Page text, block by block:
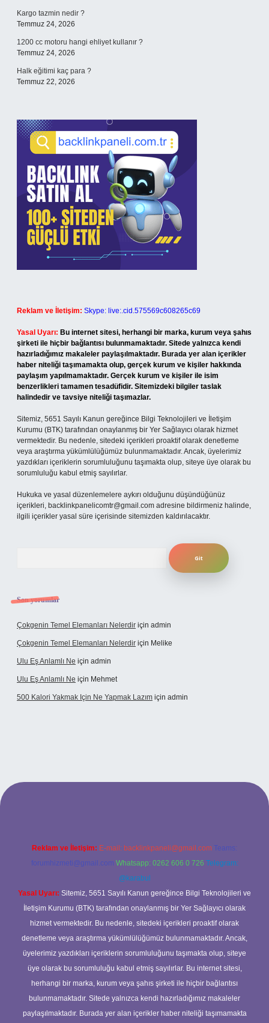
Kargo tazmin nedir ?
Temmuz 24, 2026
1200 cc motoru hangi ehliyet kullanır ?
Temmuz 24, 2026
Halk eğitimi kaç para ?
Temmuz 22, 2026
Reklam ve İletişim: Skype: live:.cid.575569c608265c69
Yasal Uyarı: Bu internet sitesi, herhangi bir marka, kurum veya şahıs
şirketi ile hiçbir bağlantısı bulunmamaktadır. Sitede yalnızca kendi
hazırladığımız makaleler paylaşılmaktadır. Burada yer alan içerikler
haber niteliği taşımamakta olup, gerçek kurum ve kişiler hakkında
paylaşım yapılmamaktadır. Gerçek kurum ve kişiler ile isim
benzerlikleri tamamen tesadüfidir. Sitemizdeki bilgiler taslak
halindedir ve tavsiye niteliği taşımazlar.
Sitemiz, 5651 Sayılı Kanun gereğince Bilgi Teknolojileri ve İletişim
Kurumu (BTK) tarafından onaylanmış bir Yer Sağlayıcı olarak hizmet
vermektedir. Bu nedenle, sitedeki içerikleri proaktif olarak denetleme
veya araştırma yükümlülüğümüz bulunmamaktadır. Ancak, üyelerimiz
yazdıkları içeriklerin sorumluluğunu taşımakta olup, siteye üye olarak bu
sorumluluğu kabul etmiş sayılırlar.
Hukuka ve yasal düzenlemelere aykırı olduğunu düşündüğünüz
içerikleri, backlinkpanelicomtr@gmail.com adresine bildirmeniz halinde,
ilgili içerikler yasal süre içerisinde sitemizden kaldırılacaktır.
Son yorumlar
Çokgenin Temel Elemanları Nelerdir için admin
Çokgenin Temel Elemanları Nelerdir için Melike
Ulu Eş Anlamlı Ne için admin
Ulu Eş Anlamlı Ne için Mehmet
500 Kalori Yakmak Için Ne Yapmak Lazım için admin
adresi
Reklam ve İletişim: E-mail: backlinkpaneli@gmail.com Teams:
forumhizmeti@gmail.com Whatsapp: 0262 606 0 726 Telegram:
@karabul
Yasal Uyarı: Sitemiz, 5651 Sayılı Kanun gereğince Bilgi Teknolojileri ve
İletişim Kurumu (BTK) tarafından onaylanmış bir Yer Sağlayıcı olarak
hizmet vermektedir. Bu nedenle, sitedeki içerikleri proaktif olarak
denetleme veya araştırma yükümlülüğümüz bulunmamaktadır. Ancak,
üyelerimiz yazdıkları içeriklerin sorumluluğunu taşımakta olup, siteye
üye olarak bu sorumluluğu kabul etmiş sayılırlar. Bu internet sitesi,
herhangi bir marka, kurum veya şahıs şirketi ile hiçbir bağlantısı
bulunmamaktadır. Sitede yalnızca kendi hazırladığımız makaleler
paylaşılmaktadır. Burada yer alan içerikler haber niteliği taşımamakta